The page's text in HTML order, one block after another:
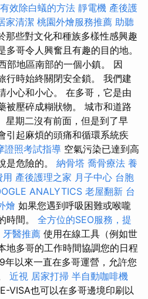
有效除白蟻的方法 靜電機 產後護
家清潔 桃園外燴服務推薦 助聽
那些對文化和種族多樣性感興趣
哥令人興奮且有趣的目的地。
部地區南部的一個小鎮。 因
行時始終關閉安全鎖。 我們建
小心和小心。 在多哥，它是由
被壓碎成糊狀物。 城市和道路
星期二沒有前面，但是到了早
引起麻煩的頭痛和循環系統疾
證照考試指導 空氣污染已達到高
是危險的。 納骨塔 喬骨療法 養
用 產後護理之家 月子中心 台胞
ANALYTICS 老屋翻新 台
燴 如果您遇到呼吸困難或喉嚨
時間。 全方位的SEO服務，提
牙醫推薦 使用在線工具（例如世
地多哥的工作時間協調您的日程
年以來一直在多哥運營，允許您
近視 居家打掃 半自動咖啡機
E-VISA也可以在多哥邊境印刷以